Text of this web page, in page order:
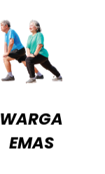
WARGA
EMAS